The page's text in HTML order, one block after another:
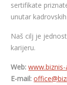
sertifikate
unutar
Naš cilj je
karijeru.
Web:
E-mail: